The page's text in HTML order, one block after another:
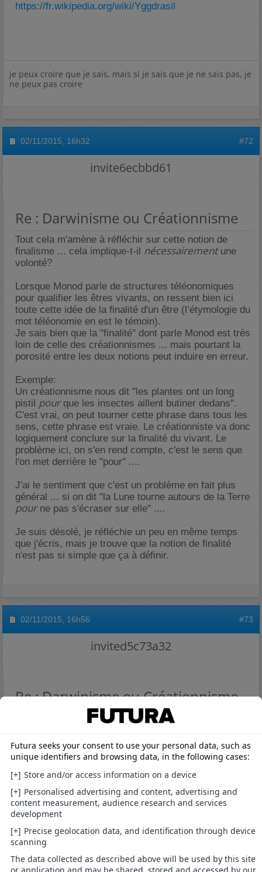
https://fr.wikipedia.org/wiki/Yggdrasil
je peux croire que je sais, mais si je sais que je ne sais pas, je
ne peux pas croire
02/11/2015, 16h32 #72
invite6ecbbd61
Re : Darwinisme ou Créationnisme
Tout cela m'amène à réfléchir sur cette notion de
finalisme ... cela implique-t-il nécessairementune
volonté?
Lorsque Monod parle de structures téléonomiques
pour qualifier les êtres vivants, on ressent bien ici
toute cette idée de la finalité d'un être (l’étymologie du
mot téléonomie en est le témoin).
Je sais bien que la "finalité" dont parle Monod est très
loin de celle des créationnismes ... mais pourtant la
porosité entre les deux notions peut induire en erreur.
Exemple:
Un créationnisme nous dit "les plantes ont un long
pistil pourque les insectes aillent butiner dedans".
C'est vrai, on peut tourner cette phrase dans tous les
sens, cette phrase est vraie. Le créationniste va donc
logiquement conclure sur la finalité du vivant. Le
problème ici, on s'en rend compte, c'est le sens que
l'on met derrière le "pour" ....
J'ai le sentiment que c'est un problème en fait plus
général ... si on dit "la Lune tourne autours de la Terre
pourne pas s'écraser sur elle" ....
Je suis désolé, je réfléchie un peu en même temps
que j'écris, mais je trouve que la notion de finalité
n'est pas si simple que ça à définir.
02/11/2015, 16h56 #73
invited5c73a32
Re : Darwinisme ou Créationnisme
shmikkki
finalisme ... cela implique-t-ilnécessairementune
volonté?
La volonté Schopenhauerienne.
Par exemple, pourquoi l'un des plus grands plaisirs
qui puisse y avoir sur terre est le plaisir sexuel ? Si